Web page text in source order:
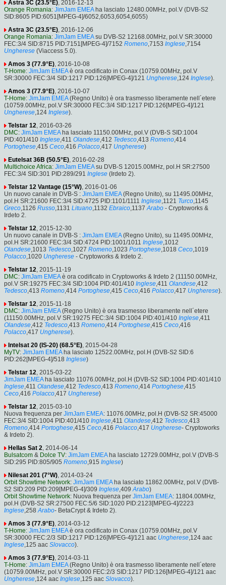
Astra 3C (23.5°E), 2016-12-13
Orange Romania: JimJam EMEAha lasciato 12480.00MHz, pol.V (DVB-S2
SID:8605 PID:6051[MPEG-4]/6052,6053,6054,6055)
Astra 3C (23.5°E), 2016-12-06
Orange Romania: JimJam EMEAsu DVB-S2 12168.00MHz, pol.V SR:30000
FEC:3/4 SID:8715 PID:7151[MPEG-4]/7152 Romeno,7153 Inglese,7154
Ungherese (Viaccess 5.0).
Amos 3 (77.9°E), 2016-10-08
T-Home: JimJam EMEAè ora codificato in Conax (10759.00MHz, pol.V
SR:30000 FEC:3/4 SID:1217 PID:126[MPEG-4]/121 Ungherese,124 Inglese).
Amos 3 (77.9°E), 2016-10-07
T-Home: JimJam EMEA(Regno Unito) è ora trasmesso liberamente nell´etere
(10759.00MHz, pol.V SR:30000 FEC:3/4 SID:1217 PID:126[MPEG-4]/121
Ungherese,124 Inglese).
Telstar 12, 2016-03-26
DMC: JimJam EMEAha lasciato 11150.00MHz, pol.V (DVB-S SID:1004
PID:401/410 Inglese,411 Olandese,412 Tedesco,413 Romeno,414
Portoghese,415 Ceco,416 Polacco,417 Ungherese)
Eutelsat 36B (50.5°E), 2016-02-28
Multichoice Africa: JimJam EMEAsu DVB-S 12015.00MHz, pol.H SR:27500
FEC:3/4 SID:301 PID:289/291 Inglese (Irdeto 2).
Telstar 12 Vantage (15°W), 2016-01-06
Un nuovo canale in DVB-S : JimJam EMEA(Regno Unito), su 11495.00MHz,
pol.H SR:21600 FEC:3/4 SID:4725 PID:1101/1111 Inglese,1121 Turco,1145
Greco,1126 Russo,1131 Lituano,1132 Ebraico,1137 Arabo - Cryptoworks &
Irdeto 2.
Telstar 12, 2015-12-30
Un nuovo canale in DVB-S : JimJam EMEA(Regno Unito), su 11495.00MHz,
pol.H SR:21600 FEC:3/4 SID:4724 PID:1001/1011 Inglese,1012
Olandese,1013 Tedesco,1027 Romeno,1023 Portoghese,1018 Ceco,1019
Polacco,1020 Ungherese - Cryptoworks & Irdeto 2.
Telstar 12, 2015-11-19
DMC: JimJam EMEAè ora codificato in Cryptoworks & Irdeto 2 (11150.00MHz,
pol.V SR:19275 FEC:3/4 SID:1004 PID:401/410 Inglese,411 Olandese,412
Tedesco,413 Romeno,414 Portoghese,415 Ceco,416 Polacco,417 Ungherese).
Telstar 12, 2015-11-18
DMC: JimJam EMEA(Regno Unito) è ora trasmesso liberamente nell´etere
(11150.00MHz, pol.V SR:19275 FEC:3/4 SID:1004 PID:401/410 Inglese,411
Olandese,412 Tedesco,413 Romeno,414 Portoghese,415 Ceco,416
Polacco,417 Ungherese).
Intelsat 20 (IS-20) (68.5°E), 2015-04-28
MyTV: JimJam EMEAha lasciato 12522.00MHz, pol.H (DVB-S2 SID:6
PID:262[MPEG-4]/518 Inglese)
Telstar 12, 2015-03-22
JimJam EMEAha lasciato 11076.00MHz, pol.H (DVB-S2 SID:1004 PID:401/410
Inglese,411 Olandese,412 Tedesco,413 Romeno,414 Portoghese,415
Ceco,416 Polacco,417 Ungherese)
Telstar 12, 2015-03-10
Nuova frequenza per JimJam EMEA: 11076.00MHz, pol.H (DVB-S2 SR:45000
FEC:3/4 SID:1004 PID:401/410 Inglese,411 Olandese,412 Tedesco,413
Romeno,414 Portoghese,415 Ceco,416 Polacco,417 Ungherese- Cryptoworks
& Irdeto 2).
Hellas Sat 2, 2014-06-14
Bulsatcom & Dolce TV: JimJam EMEAha lasciato 12729.00MHz, pol.V (DVB-S
SID:295 PID:805/905 Romeno,915 Inglese)
Nilesat 201 (7°W), 2014-03-24
Orbit Showtime Network: JimJam EMEAha lasciato 11862.00MHz, pol.V (DVB-
S2 SID:209 PID:209[MPEG-4]/309 Inglese,409 Arabo)
Orbit Showtime Network: Nuova frequenza per JimJam EMEA: 11804.00MHz,
pol.H (DVB-S2 SR:27500 FEC:5/6 SID:1020 PID:2123[MPEG-4]/2223
Inglese,258 Arabo- BetaCrypt & Irdeto 2).
Amos 3 (77.9°E), 2014-03-12
T-Home: JimJam EMEAè ora codificato in Conax (10759.00MHz, pol.V
SR:30000 FEC:2/3 SID:1217 PID:126[MPEG-4]/121 aac Ungherese,124 aac
Inglese,125 aac Slovacco).
Amos 3 (77.9°E), 2014-03-11
T-Home: JimJam EMEA(Regno Unito) è ora trasmesso liberamente nell´etere
(10759.00MHz, pol.V SR:30000 FEC:2/3 SID:1217 PID:126[MPEG-4]/121 aac
Ungherese,124 aac Inglese,125 aac Slovacco).